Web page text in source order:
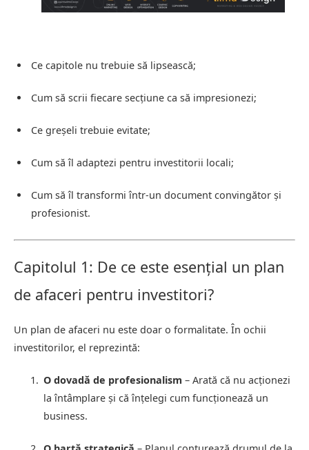
Ce capitole nu trebuie să lipsească;
Cum să scrii fiecare secțiune ca să impresionezi;
Ce greșeli trebuie evitate;
Cum să îl adaptezi pentru investitorii locali;
Cum să îl transformi într-un document convingător și
profesionist.
Capitolul 1: De ce este esențial un plan
de afaceri pentru investitori?
Un plan de afaceri nu este doar o formalitate. În ochii
investitorilor, el reprezintă:
O dovadă de profesionalism – Arată că nu acționezi
la întâmplare și că înțelegi cum funcționează un
business.